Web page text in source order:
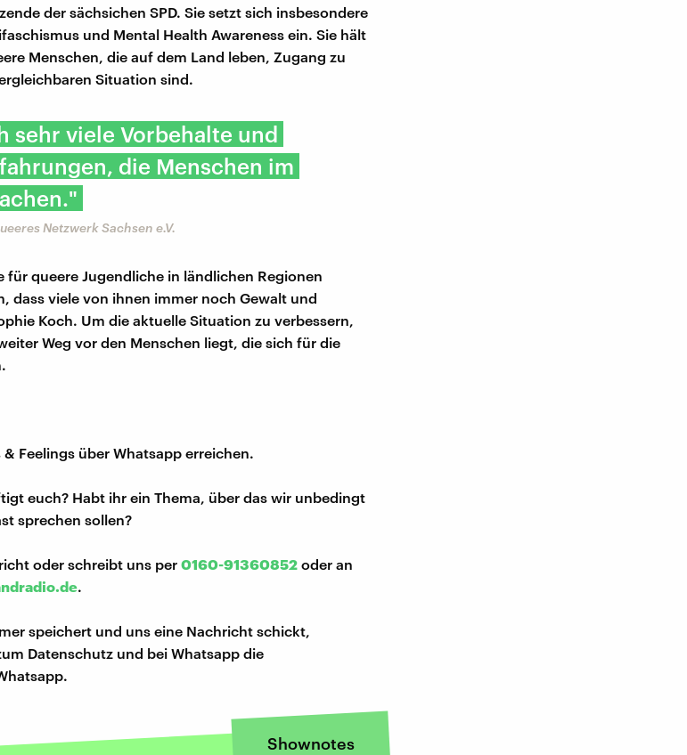
der sächsichen SPD. Sie setzt sich insbesondere
und Mental Health Awareness ein. Sie hält
Menschen, die auf dem Land leben, Zugang zu
Situation sind.
sehr viele Vorbehalte und
die Menschen im
Netzwerk Sachsen e.V.
queere Jugendliche in ländlichen Regionen
dass viele von ihnen immer noch Gewalt und
Koch. Um die aktuelle Situation zu verbessern,
Weg vor den Menschen liegt, die sich für die
Feelings über Whatsapp erreichen.
euch? Habt ihr ein Thema, über das wir unbedingt
sprechen sollen?
oder schreibt uns per 0160-91360852 oder an
.
speichert und uns eine Nachricht schickt,
Datenschutz und bei Whatsapp die
Shownotes